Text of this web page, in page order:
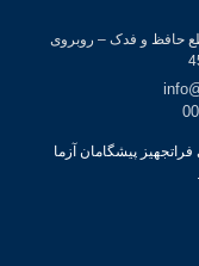
جدید 4 – مابین تقاطع حافظ و فدک – روبروی
پیشگامان آزما